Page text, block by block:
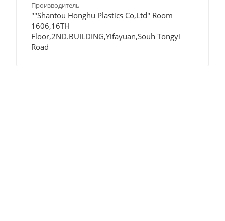
Производитель
""Shantou Honghu Plastics Co,Ltd" Room
1606,16TH
Floor,2ND.BUILDING,Yifayuan,Souh Tongyi
Road